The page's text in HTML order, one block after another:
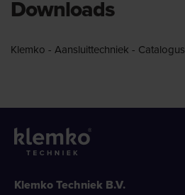
Downloads
Klemko - Aansluittechniek - Catalogus
Klemko Techniek B.V.